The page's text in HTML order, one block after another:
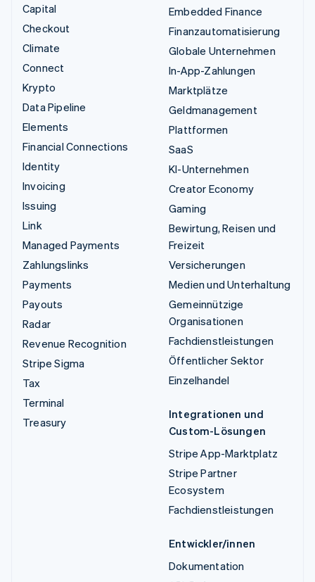
Capital
Checkout
Climate
Connect
Krypto
Data Pipeline
Elements
Financial Connections
Identity
Invoicing
Issuing
Link
Managed Payments
Zahlungslinks
Payments
Payouts
Radar
Revenue Recognition
Stripe Sigma
Tax
Terminal
Treasury
Embedded Finance
Finanzautomatisierung
Globale Unternehmen
In-App-Zahlungen
Marktplätze
Geldmanagement
Plattformen
SaaS
KI-Unternehmen
Creator Economy
Gaming
Bewirtung, Reisen und
Freizeit
Versicherungen
Medien und Unterhaltung
Gemeinnützige
Organisationen
Fachdienstleistungen
Öffentlicher Sektor
Einzelhandel
Integrationen und
Custom-Lösungen
Stripe App-Marktplatz
Stripe Partner
Ecosystem
Fachdienstleistungen
Entwickler/innen
Dokumentation